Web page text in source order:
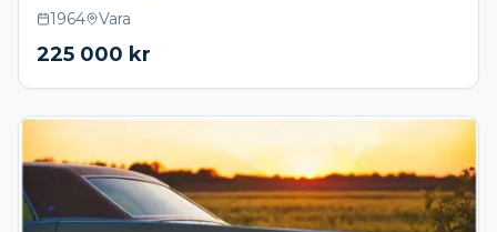
1964 Vara
225 000 kr